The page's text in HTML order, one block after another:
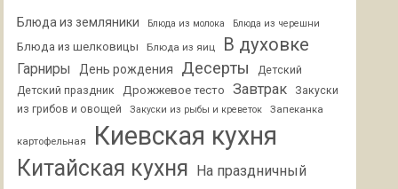
Блюда из земляники Блюда из молока Блюда из черешни
Блюда из шелковицы Блюда из яиц В духовке
Гарниры День рождения Десерты
Детский
Детский праздник
Дрожжевое тесто Завтрак
Закуски
из грибов и овощей
Закуски из рыбы и креветок Запеканка
картофельная Киевская кухня
Китайская кухня На праздничный